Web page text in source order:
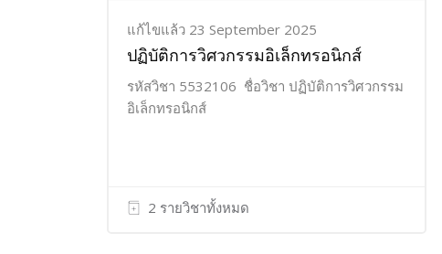
แก้ไขแล้ว 23 September 2025
ปฏิบัติการวิศวกรรมอิเล็กทรอนิกส์
รหัสวิชา 5532106 ชื่อวิชา ปฏิบัติการวิศวกรรม
อิเล็กทรอนิกส์
2 รายวิชาทั้งหมด